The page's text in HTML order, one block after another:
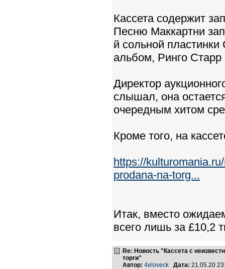
Кассета содержит
Песню Маккартни
й сольной
альбом, Ринго
Директор
слышал, она
очередным хитом
Кроме того, на
https://
prodana-na-torg...
Итак, вместо
всего лишь за £10,2
Re: Новость "Кассета с
торги"
Автор: 4eloveck Дата: 21.05.20